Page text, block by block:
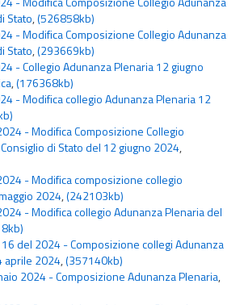
Stato,(526858kb)
- Modifica Composizione Collegio Adunanza
Stato,(293669kb)
- Collegio Adunanza Plenaria 12 giugno
,(176368kb)
- Modifica collegio Adunanza Plenaria 12
- Modifica Composizione Collegio
di Stato del 12 giugno 2024,
- Modifica composizione collegio
2024,(242103kb)
- Modifica collegio Adunanza Plenaria del
del 2024 - Composizione collegi Adunanza
aprile 2024,(357140kb)
2024 - Composizione Adunanza Plenaria,